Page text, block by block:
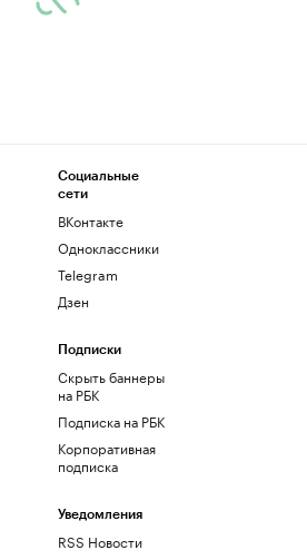
Социальные
сети
ВКонтакте
Одноклассники
Telegram
Дзен
Подписки
Скрыть баннеры
на РБК
Подписка на РБК
Корпоративная
подписка
Уведомления
RSS Новости